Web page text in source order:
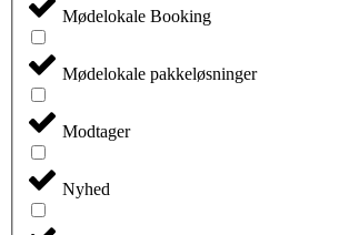
Mødelokale Booking
Mødelokale pakkeløsninger
Modtager
Nyhed